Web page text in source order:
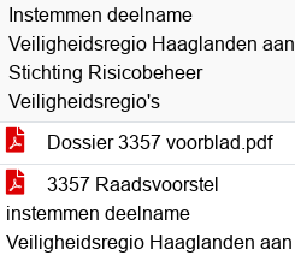
Instemmen deelname
Veiligheidsregio Haaglanden aan
Stichting Risicobeheer
Veiligheidsregio's
Dossier 3357 voorblad.pdf
3357 Raadsvoorstel
instemmen deelname
Veiligheidsregio Haaglanden aan